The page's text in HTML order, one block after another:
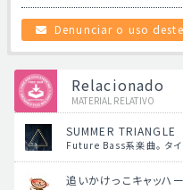
Denunciar o uso
Relacionado
MATERIAL RELATIVO
SUMMER TRIANGLE
Future Bass系楽曲。 タ
追いかけっこキャッハー